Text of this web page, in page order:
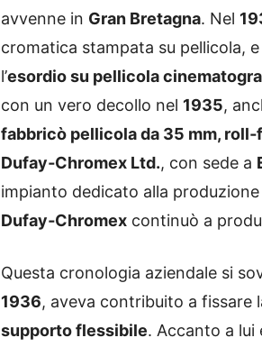
avvenne in Gran Bretagna. Nel
cromatica stampata su pellicola, e
l’esordio su pellicola
con un vero decollo nel 1935,
fabbricò pellicola da 35 mm,
Dufay‑Chromex Ltd., con sede a
impianto dedicato alla produzione
Dufay‑Chromex continuò a
Questa cronologia aziendale si
1936, aveva contribuito a fissare
supporto flessibile. Accanto a lui